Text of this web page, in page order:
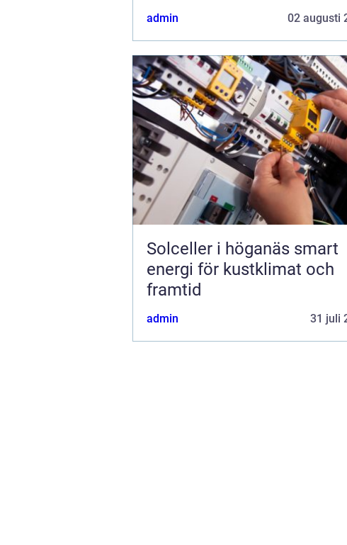
admin 02 augusti
Solceller i höganäs smart
energi för kustklimat och
framtid
admin 31 juli